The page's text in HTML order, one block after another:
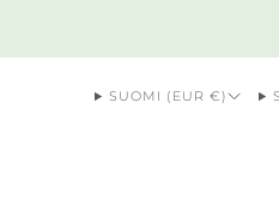
SUOMI (EUR €)